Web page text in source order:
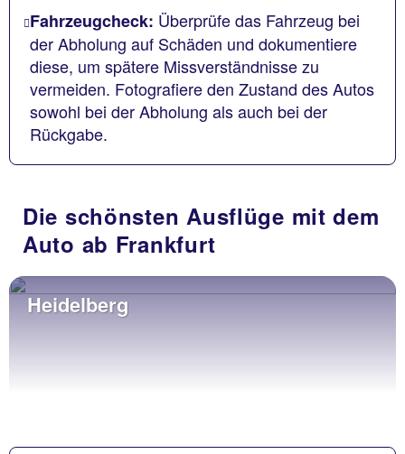
Fahrzeugcheck: Überprüfe das Fahrzeug bei
der Abholung auf Schäden und dokumentiere
diese, um spätere Missverständnisse zu
vermeiden. Fotografiere den Zustand des Autos
sowohl bei der Abholung als auch bei der
Rückgabe.
Die schönsten Ausflüge mit dem
Auto ab Frankfurt
Heidelberg